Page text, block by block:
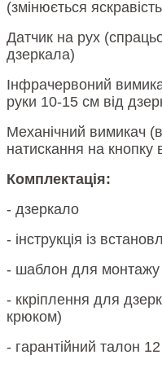
(змінюється
Датчик на рух
дзеркала)
Інфрачервоний
руки 10-15 см від
Механічний вимикач
натискання на кнопку
Комплектація:
- дзеркало
- інструкція із
- шаблон для монтажу
- ккріплення для
крюком)
- гарантійний талон 12